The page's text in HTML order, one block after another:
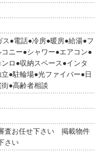
ス 電話 冷房 暖房 給湯 フ
ニー シャワー エアコン
ロ 収納スペース インタ
駐輪場 光ファイバー 日
街 高齢者相談
査お任せ下さい 掲載物件
さい